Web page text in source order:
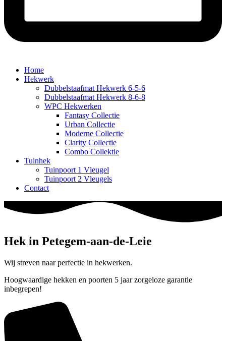
Home
Hekwerk
Dubbelstaafmat Hekwerk 6-5-6
Dubbelstaafmat Hekwerk 8-6-8
WPC Hekwerken
Fantasy Collectie
Urban Collectie
Moderne Collectie
Clarity Collectie
Combo Collektie
Tuinhek
Tuinpoort 1 Vleugel
Tuinpoort 2 Vleugels
Contact
Hek in Petegem-aan-de-Leie
Wij streven naar perfectie in hekwerken.
Hoogwaardige hekken en poorten 5 jaar zorgeloze garantie
inbegrepen!